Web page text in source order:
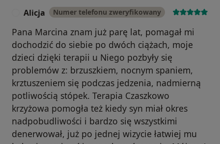
Alicja Numer telefonu zweryfikowany
Pana Marcina znam już parę lat, pomagał mi
dochodzić do siebie po dwóch ciążach, moje
dzieci dzięki terapii u Niego pozbyły się
problemów z: brzuszkiem, nocnym spaniem,
krztuszeniem się podczas jedzenia, nadmierną
potliwością stópek. Terapia Czaszkowo
krzyżowa pomogła też kiedy syn miał okres
nadpobudliwości i bardzo się wszystkimi
denerwował, już po jednej wizycie łatwiej mu